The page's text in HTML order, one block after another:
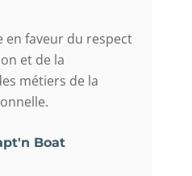
en faveur du respect
et de la
métiers de la
Boat